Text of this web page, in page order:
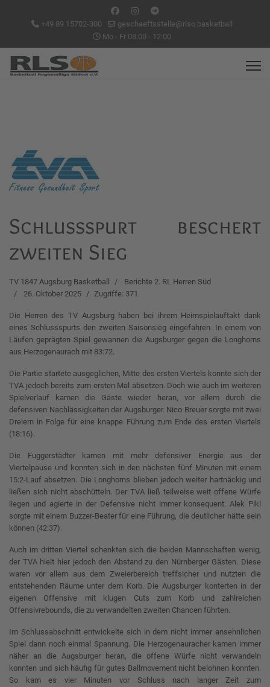
+49 89 15702-300
geschaeftsstelle@rlso.basketball
Mo - Fr 08:00 - 12:00
Schlussspurt beschert
zweiten Sieg
TV 1847 Augsburg Basketball
Berichte 2. RL Herren Süd
26. Oktober 2025
Zugriffe: 371
Die Herren des TV Augsburg haben bei ihrem Heimspielauftakt dank
eines Schlussspurts den zweiten Saisonsieg eingefahren. In einem von
Läufen geprägten Spiel gewannen die Augsburger gegen die Longhorns
aus Herzogenaurach mit 83:72.
Die Partie startete ausgeglichen, Mitte des ersten Viertels konnte sich der
TVA jedoch bereits zum ersten Mal absetzen. Doch wie auch im weiteren
Spielverlauf kamen die Gäste wieder heran, vor allem durch die
defensiven Nachlässigkeiten der Augsburger. Nico Breuer sorgte mit zwei
Dreiern in Folge für eine knappe Führung zum Ende des ersten Viertels
(18:16).
Die Fuggerstädter kamen mit mehr defensiver Energie aus der
Viertelpause und konnten sich in den nächsten fünf Minuten mit einem
15:2-Lauf absetzen. Die Longhorns blieben jedoch weiter hartnäckig und
ließen sich nicht abschütteln. Der TVA ließ teilweise weit offene Würfe
liegen und agierte in der Defensive nicht immer konsequent. Alek Pikl
sorgte mit einem Buzzer-Beater für eine Führung, die deutlicher hätte sein
können (42:37).
Auch im dritten Viertel schenkten sich die beiden Mannschaften wenig,
der TVA hielt hier jedoch den Abstand zu den Nürnberger Gästen. Diese
waren vor allem aus dem Zweierbereich treffsicher und nutzten die
entstehenden Räume unter dem Korb. Die Augsburger konterten in der
eigenen Offensive mit klugen Cuts zum Korb und zahlreichen
Offensivrebounds, die zu verwandelten zweiten Chancen führten.
Im Schlussabschnitt entwickelte sich in dem nicht immer ansehnlichen
Spiel dann noch einmal Spannung. Die Herzogenauracher kamen immer
näher an die Augsburger heran, die offene Würfe nicht verwandeln
konnten und sich häufig für gutes Ballmovement nicht belohnen konnten.
So kam es vier Minuten vor Schluss nach langer Zeit zum